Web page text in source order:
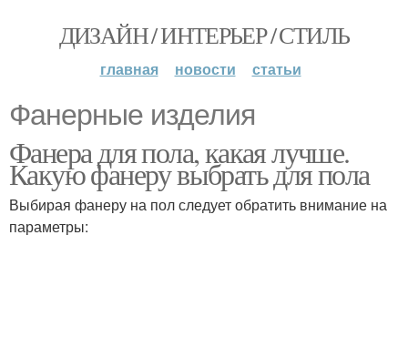
ДИЗАЙН / ИНТЕРЬЕР / СТИЛЬ
главная новости статьи
Фанерные изделия
Фанера для пола, какая лучше.
Какую фанеру выбрать для пола
Выбирая фанеру на пол следует обратить внимание на
параметры: